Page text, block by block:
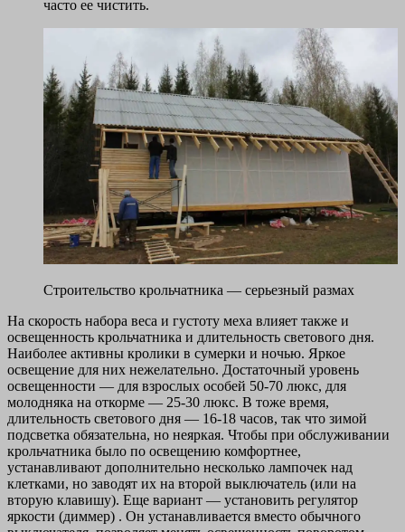
часто ее чистить.
Строительство крольчатника — серьезный размах
На скорость набора веса и густоту меха влияет также и
освещенность крольчатника и длительность светового дня.
Наиболее активны кролики в сумерки и ночью. Яркое
освещение для них нежелательно. Достаточный уровень
освещенности — для взрослых особей 50-70 люкс, для
молодняка на откорме — 25-30 люкс. В тоже время,
длительность светового дня — 16-18 часов, так что зимой
подсветка обязательна, но неяркая. Чтобы при обслуживании
крольчатника было по освещению комфортнее,
устанавливают дополнительно несколько лампочек над
клетками, но заводят их на второй выключатель (или на
вторую клавишу). Еще вариант — установить регулятор
яркости (диммер) . Он устанавливается вместо обычного